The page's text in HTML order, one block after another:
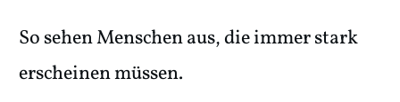
So sehen Menschen aus, die immer stark
erscheinen müssen.